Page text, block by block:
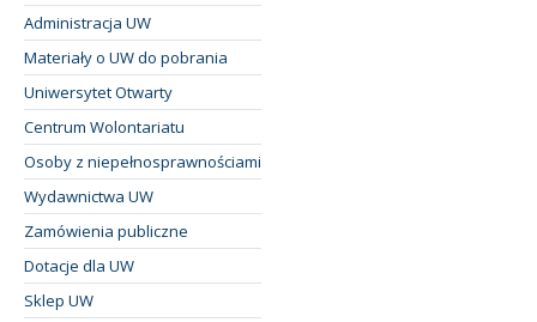
Administracja UW
Materiały o UW do pobrania
Uniwersytet Otwarty
Centrum Wolontariatu
Osoby z niepełnosprawnościami
Wydawnictwa UW
Zamówienia publiczne
Dotacje dla UW
Sklep UW